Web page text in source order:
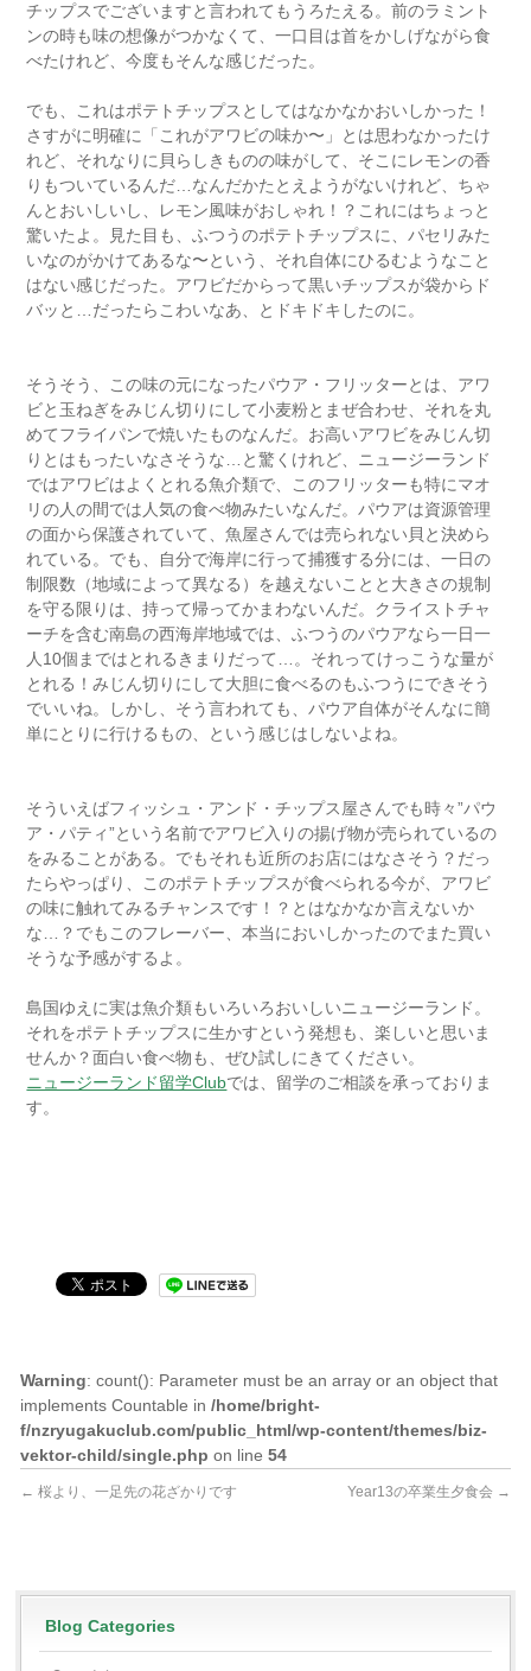
チップスでございますと言われてもうろたえる。前のラミント
ンの時も味の想像がつかなくて、一口目は首をかしげながら食
べたけれど、今度もそんな感じだった。
でも、これはポテトチップスとしてはなかなかおいしかった！
さすがに明確に「これがアワビの味か〜」とは思わなかったけ
れど、それなりに貝らしきものの味がして、そこにレモンの香
りもついているんだ…なんだかたとえようがないけれど、ちゃ
んとおいしいし、レモン風味がおしゃれ！？これにはちょっと
驚いたよ。見た目も、ふつうのポテトチップスに、パセリみた
いなのがかけてあるな〜という、それ自体にひるむようなこと
はない感じだった。アワビだからって黒いチップスが袋からド
バッと…だったらこわいなあ、とドキドキしたのに。
そうそう、この味の元になったパウア・フリッターとは、アワ
ビと玉ねぎをみじん切りにして小麦粉とまぜ合わせ、それを丸
めてフライパンで焼いたものなんだ。お高いアワビをみじん切
りとはもったいなさそうな…と驚くけれど、ニュージーランド
ではアワビはよくとれる魚介類で、このフリッターも特にマオ
リの人の間では人気の食べ物みたいなんだ。パウアは資源管理
の面から保護されていて、魚屋さんでは売られない貝と決めら
れている。でも、自分で海岸に行って捕獲する分には、一日の
制限数（地域によって異なる）を越えないことと大きさの規制
を守る限りは、持って帰ってかまわないんだ。クライストチャ
ーチを含む南島の西海岸地域では、ふつうのパウアなら一日一
人10個まではとれるきまりだって…。それってけっこうな量が
とれる！みじん切りにして大胆に食べるのもふつうにできそう
でいいね。しかし、そう言われても、パウア自体がそんなに簡
単にとりに行けるもの、という感じはしないよね。
そういえばフィッシュ・アンド・チップス屋さんでも時々”パウ
ア・パティ”という名前でアワビ入りの揚げ物が売られているの
をみることがある。でもそれも近所のお店にはなさそう？だっ
たらやっぱり、このポテトチップスが食べられる今が、アワビ
の味に触れてみるチャンスです！？とはなかなか言えないか
な…？でもこのフレーバー、本当においしかったのでまた買い
そうな予感がするよ。
島国ゆえに実は魚介類もいろいろおいしいニュージーランド。
それをポテトチップスに生かすという発想も、楽しいと思いま
せんか？面白い食べ物も、ぜひ試しにきてください。
ニュージーランド留学Clubでは、留学のご相談を承っておりま
す。
Warning: count(): Parameter must be an array or an object that
implements Countable in/home/bright-
f/nzryugakuclub.com/public_html/wp-content/themes/biz-
vektor-child/single.php on line54
← 桜より、一足先の花ざかりです Year13の卒業生夕食会 →
Blog Categories